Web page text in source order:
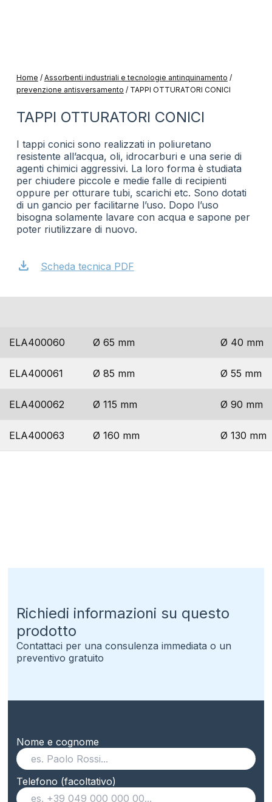
Home / Assorbenti industriali e tecnologie antinquinamento /
prevenzione antisversamento / TAPPI OTTURATORI CONICI
TAPPI OTTURATORI CONICI
I tappi conici sono realizzati in poliuretano
resistente all’acqua, oli, idrocarburi e una serie di
agenti chimici aggressivi. La loro forma è studiata
per chiudere piccole e medie falle di recipienti
oppure per otturare tubi, scarichi etc. Sono dotati
di un gancio per facilitarne l’uso. Dopo l’uso
bisogna solamente lavare con acqua e sapone per
poter riutilizzare di nuovo.
download Scheda tecnica PDF
ELA400060 Ø 65 mm Ø 40 mm
ELA400061 Ø 85 mm Ø 55 mm
ELA400062 Ø 115 mm Ø 90 mm
ELA400063 Ø 160 mm Ø 130 mm
Richiedi informazioni su questo
prodotto
Contattaci per una consulenza immediata o un
preventivo gratuito
Nome e cognome
Telefono (facoltativo)